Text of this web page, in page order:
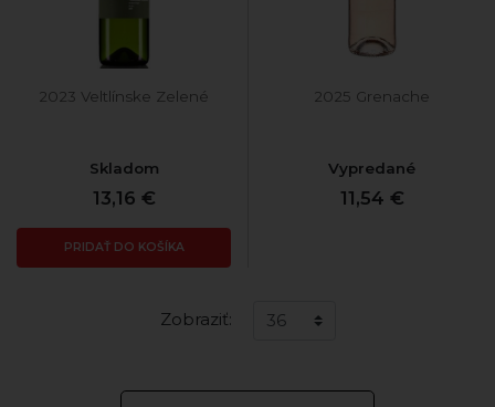
2023 Veltlínske Zelené
Skladom
13,16 €
PRIDAŤ DO KOŠÍKA
2025 Grenache
Vypredané
11,54 €
Zobraziť: